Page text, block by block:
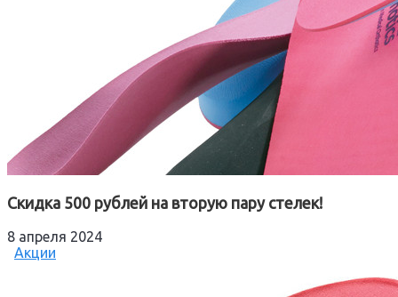
Скидка 500 рублей на вторую пару стелек!
8 апреля 2024
Акции